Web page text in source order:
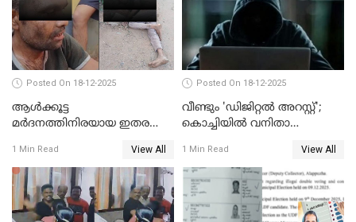
Posted On 18-12-2025
ആൾക്കൂട്ട
മർദനത്തിനിരയായ ഇതര
നടുക്കുന്ന സംഭവം
വാളയാറിൽ
1 Min Read View All
Posted On 18-12-2025
വീണ്ടും 'ഡിജിറ്റല്‍ അറസ്റ്റ്';
കൊച്ചിയില്‍ വനിതാ
കോടി രൂപ
1 Min Read View All